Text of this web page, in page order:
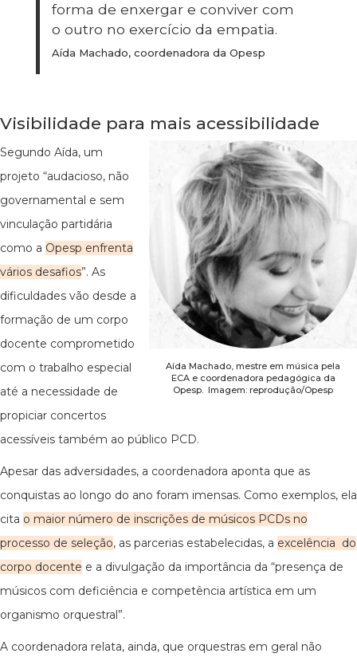
forma de enxergar e conviver com
o outro no exercício da empatia.
Aída Machado, coordenadora da Opesp
Visibilidade para mais acessibilidade
Aída Machado, mestre em música pela
ECA e coordenadora pedagógica da
Opesp. Imagem: reprodução/Opesp
Segundo Aída, um
projeto “audacioso, não
governamental e sem
vinculação partidária
como a Opesp enfrenta
vários desafios”. As
dificuldades vão desde a
formação de um corpo
docente comprometido
com o trabalho especial
até a necessidade de
propiciar concertos
acessíveis também ao público PCD.
Apesar das adversidades, a coordenadora aponta que as
conquistas ao longo do ano foram imensas. Como exemplos, ela
cita o maior número de inscrições de músicos PCDs no
processo de seleção, as parcerias estabelecidas, a excelência do
corpo docente e a divulgação da importância da “presença de
músicos com deficiência e competência artística em um
organismo orquestral”.
A coordenadora relata, ainda, que orquestras em geral não